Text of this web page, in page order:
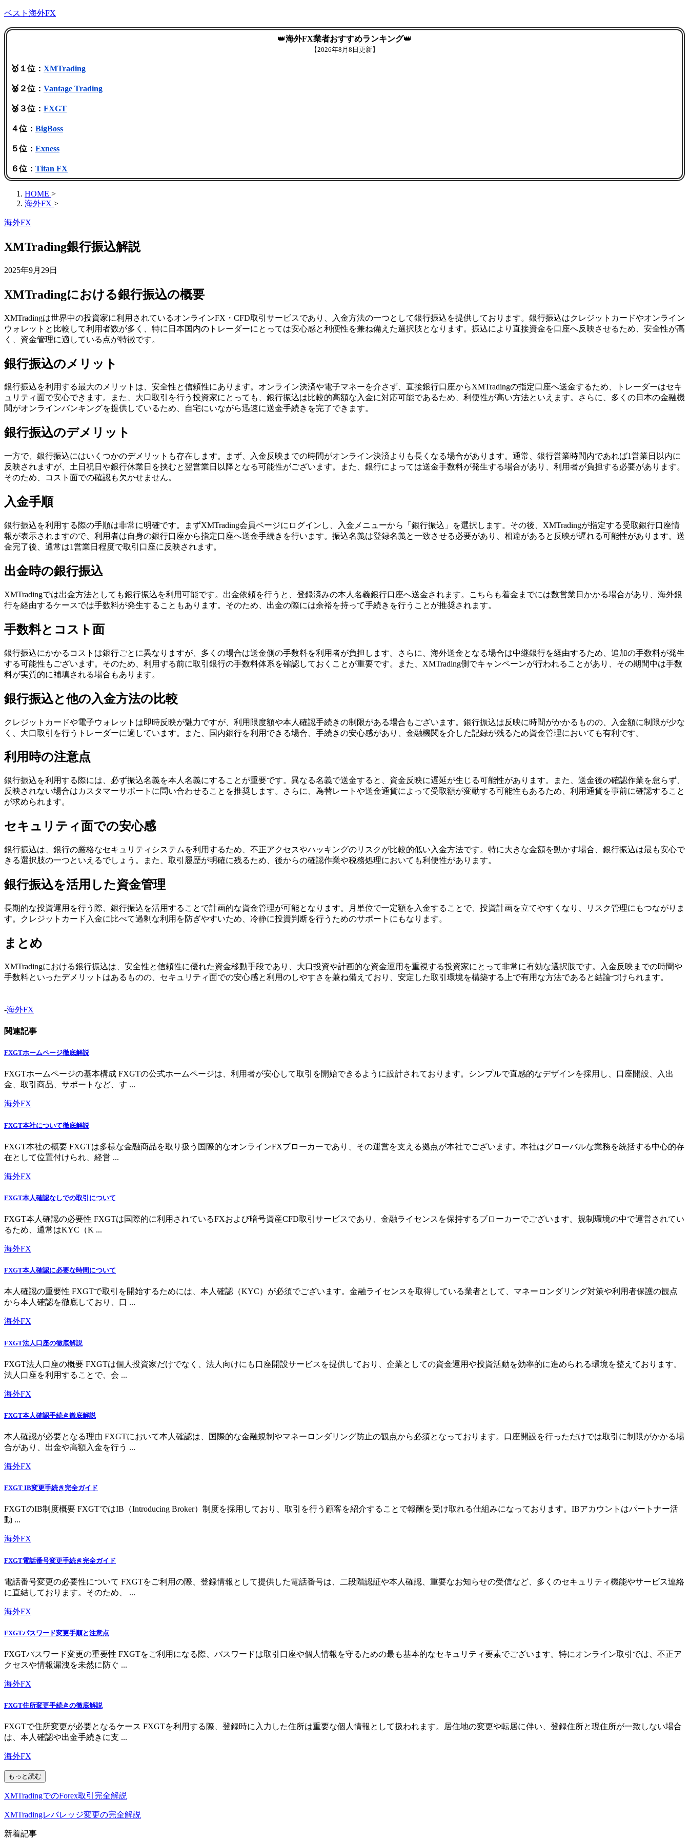
ベスト海外FX
👑海外FX業者おすすめランキング👑
【2026年8月8日更新】
🥇１位： XMTrading
🥈２位： Vantage Trading
🥉３位： FXGT
４位： BigBoss
５位： Exness
６位： Titan FX
HOME >
海外FX >
海外FX
XMTrading銀行振込解説
2025年9月29日
XMTradingにおける銀行振込の概要
XMTradingは世界中の投資家に利用されているオンラインFX・CFD取引サービスであり、入金方法の一つとして銀行振込を提供しております。銀行振込はクレジットカードやオンライン
ウォレットと比較して利用者数が多く、特に日本国内のトレーダーにとっては安心感と利便性を兼ね備えた選択肢となります。振込により直接資金を口座へ反映させるため、安全性が高
く、資金管理に適している点が特徴です。
銀行振込のメリット
銀行振込を利用する最大のメリットは、安全性と信頼性にあります。オンライン決済や電子マネーを介さず、直接銀行口座からXMTradingの指定口座へ送金するため、トレーダーはセキ
ュリティ面で安心できます。また、大口取引を行う投資家にとっても、銀行振込は比較的高額な入金に対応可能であるため、利便性が高い方法といえます。さらに、多くの日本の金融機
関がオンラインバンキングを提供しているため、自宅にいながら迅速に送金手続きを完了できます。
銀行振込のデメリット
一方で、銀行振込にはいくつかのデメリットも存在します。まず、入金反映までの時間がオンライン決済よりも長くなる場合があります。通常、銀行営業時間内であれば1営業日以内に
反映されますが、土日祝日や銀行休業日を挟むと翌営業日以降となる可能性がございます。また、銀行によっては送金手数料が発生する場合があり、利用者が負担する必要があります。
そのため、コスト面での確認も欠かせません。
入金手順
銀行振込を利用する際の手順は非常に明確です。まずXMTrading会員ページにログインし、入金メニューから「銀行振込」を選択します。その後、XMTradingが指定する受取銀行口座情
報が表示されますので、利用者は自身の銀行口座から指定口座へ送金手続きを行います。振込名義は登録名義と一致させる必要があり、相違があると反映が遅れる可能性があります。送
金完了後、通常は1営業日程度で取引口座に反映されます。
出金時の銀行振込
XMTradingでは出金方法としても銀行振込を利用可能です。出金依頼を行うと、登録済みの本人名義銀行口座へ送金されます。こちらも着金までには数営業日かかる場合があり、海外銀
行を経由するケースでは手数料が発生することもあります。そのため、出金の際には余裕を持って手続きを行うことが推奨されます。
手数料とコスト面
銀行振込にかかるコストは銀行ごとに異なりますが、多くの場合は送金側の手数料を利用者が負担します。さらに、海外送金となる場合は中継銀行を経由するため、追加の手数料が発生
する可能性もございます。そのため、利用する前に取引銀行の手数料体系を確認しておくことが重要です。また、XMTrading側でキャンペーンが行われることがあり、その期間中は手数
料が実質的に補填される場合もあります。
銀行振込と他の入金方法の比較
クレジットカードや電子ウォレットは即時反映が魅力ですが、利用限度額や本人確認手続きの制限がある場合もございます。銀行振込は反映に時間がかかるものの、入金額に制限が少な
く、大口取引を行うトレーダーに適しています。また、国内銀行を利用できる場合、手続きの安心感があり、金融機関を介した記録が残るため資金管理においても有利です。
利用時の注意点
銀行振込を利用する際には、必ず振込名義を本人名義にすることが重要です。異なる名義で送金すると、資金反映に遅延が生じる可能性があります。また、送金後の確認作業を怠らず、
反映されない場合はカスタマーサポートに問い合わせることを推奨します。さらに、為替レートや送金通貨によって受取額が変動する可能性もあるため、利用通貨を事前に確認すること
が求められます。
セキュリティ面での安心感
銀行振込は、銀行の厳格なセキュリティシステムを利用するため、不正アクセスやハッキングのリスクが比較的低い入金方法です。特に大きな金額を動かす場合、銀行振込は最も安心で
きる選択肢の一つといえるでしょう。また、取引履歴が明確に残るため、後からの確認作業や税務処理においても利便性があります。
銀行振込を活用した資金管理
長期的な投資運用を行う際、銀行振込を活用することで計画的な資金管理が可能となります。月単位で一定額を入金することで、投資計画を立てやすくなり、リスク管理にもつながりま
す。クレジットカード入金に比べて過剰な利用を防ぎやすいため、冷静に投資判断を行うためのサポートにもなります。
まとめ
XMTradingにおける銀行振込は、安全性と信頼性に優れた資金移動手段であり、大口投資や計画的な資金運用を重視する投資家にとって非常に有効な選択肢です。入金反映までの時間や
手数料といったデメリットはあるものの、セキュリティ面での安心感と利用のしやすさを兼ね備えており、安定した取引環境を構築する上で有用な方法であると結論づけられます。
-海外FX
関連記事
FXGTホームページ徹底解説
FXGTホームページの基本構成 FXGTの公式ホームページは、利用者が安心して取引を開始できるように設計されております。シンプルで直感的なデザインを採用し、口座開設、入出
金、取引商品、サポートなど、す ...
海外FX
FXGT本社について徹底解説
FXGT本社の概要 FXGTは多様な金融商品を取り扱う国際的なオンラインFXブローカーであり、その運営を支える拠点が本社でございます。本社はグローバルな業務を統括する中心的存
在として位置付けられ、経営 ...
海外FX
FXGT本人確認なしでの取引について
FXGT本人確認の必要性 FXGTは国際的に利用されているFXおよび暗号資産CFD取引サービスであり、金融ライセンスを保持するブローカーでございます。規制環境の中で運営されてい
るため、通常はKYC（K ...
海外FX
FXGT本人確認に必要な時間について
本人確認の重要性 FXGTで取引を開始するためには、本人確認（KYC）が必須でございます。金融ライセンスを取得している業者として、マネーロンダリング対策や利用者保護の観点
から本人確認を徹底しており、口 ...
海外FX
FXGT法人口座の徹底解説
FXGT法人口座の概要 FXGTは個人投資家だけでなく、法人向けにも口座開設サービスを提供しており、企業としての資金運用や投資活動を効率的に進められる環境を整えております。
法人口座を利用することで、会 ...
海外FX
FXGT本人確認手続き徹底解説
本人確認が必要となる理由 FXGTにおいて本人確認は、国際的な金融規制やマネーロンダリング防止の観点から必須となっております。口座開設を行っただけでは取引に制限がかかる場
合があり、出金や高額入金を行う ...
海外FX
FXGT IB変更手続き完全ガイド
FXGTのIB制度概要 FXGTではIB（Introducing Broker）制度を採用しており、取引を行う顧客を紹介することで報酬を受け取れる仕組みになっております。IBアカウントはパートナー活
動 ...
海外FX
FXGT電話番号変更手続き完全ガイド
電話番号変更の必要性について FXGTをご利用の際、登録情報として提供した電話番号は、二段階認証や本人確認、重要なお知らせの受信など、多くのセキュリティ機能やサービス連絡
に直結しております。そのため、 ...
海外FX
FXGTパスワード変更手順と注意点
FXGTパスワード変更の重要性 FXGTをご利用になる際、パスワードは取引口座や個人情報を守るための最も基本的なセキュリティ要素でございます。特にオンライン取引では、不正ア
クセスや情報漏洩を未然に防ぐ ...
海外FX
FXGT住所変更手続きの徹底解説
FXGTで住所変更が必要となるケース FXGTを利用する際、登録時に入力した住所は重要な個人情報として扱われます。居住地の変更や転居に伴い、登録住所と現住所が一致しない場合
は、本人確認や出金手続きに支 ...
海外FX
もっと読む
XMTradingでのForex取引完全解説
XMTradingレバレッジ変更の完全解説
新着記事